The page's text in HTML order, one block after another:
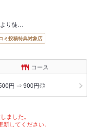
より徒…
ミ投稿特典対象店
コース
円 ⇒ 900円◎
ました。
してください。